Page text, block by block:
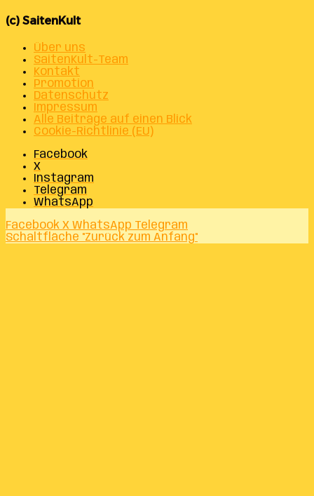
(c) SaitenKult
Über uns
SaitenKult-Team
Kontakt
Promotion
Datenschutz
Impressum
Alle Beiträge auf einen Blick
Cookie-Richtlinie (EU)
Facebook
X
Instagram
Telegram
WhatsApp
Facebook X WhatsApp Telegram
Schaltfläche "Zurück zum Anfang"